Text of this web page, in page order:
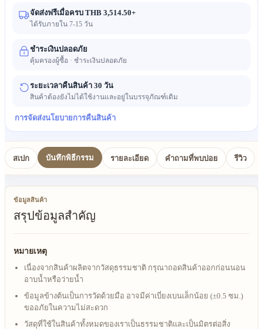
จัดส่งฟรีเมื่อครบ THB 3,514.50+
ได้รับภายใน 7-15 วัน
ชำระเงินปลอดภัย
คุ้มครองผู้ซื้อ · ชำระเงินปลอดภัย
ระยะเวลาคืนสินค้า 30 วัน
สินค้าต้องยังไม่ได้ใช้งานและอยู่ในบรรจุภัณฑ์เดิม
การจัดส่งนโยบายการคืนสินค้า
สเปก บันทึกพิธีกรรม รายละเอียด คำถามที่พบบ่อย รีวิว
ข้อมูลสินค้า
สรุปข้อมูลสำคัญ
หมายเหตุ
เนื่องจากสินค้าผลิตจากวัสดุธรรมชาติ กรุณาถอดสินค้าออกก่อนนอน
อาบน้ำหรือว่ายน้ำ
ข้อมูลข้างต้นเป็นการวัดด้วยมือ อาจมีค่าเบี่ยงเบนเล็กน้อย (±0.5 ซม.)
ขออภัยในความไม่สะดวก
วัสดุที่ใช้ในสินค้าทั้งหมดของเราเป็นธรรมชาติและเป็นมิตรต่อสิ่ง